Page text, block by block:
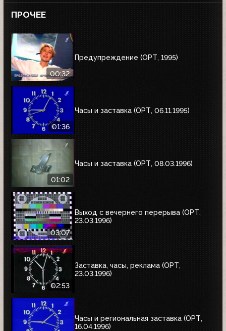
ПРОЧЕЕ
00:32
Предупреждение (ОРТ, 1995)
01:36
Часы и заставка (ОРТ, 06.11.1995)
01:02
Часы и заставка (ОРТ, 08.03.1996)
03:07
Выход с вечернего перерыва (ОРТ,
23.03.1996)
02:53
Заставка, часы, реклама (ОРТ,
23.03.1996)
Часы и региональная заставка (ОРТ,
16.04.1996)